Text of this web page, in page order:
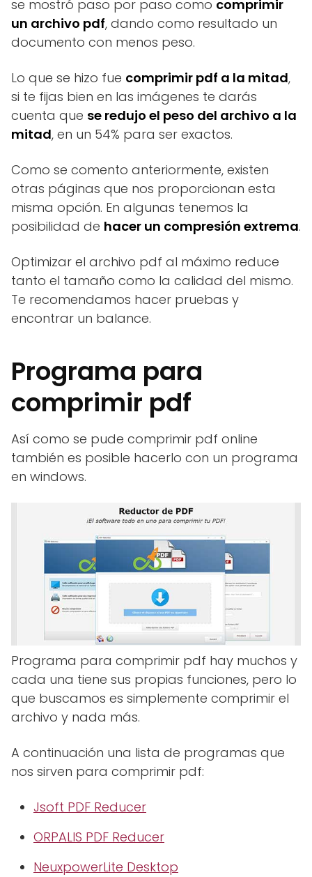
se mostró paso por paso como comprimir
un archivo pdf, dando como resultado un
documento con menos peso.
Lo que se hizo fue comprimir pdf a la mitad,
si te fijas bien en las imágenes te darás
cuenta que se redujo el peso del archivo a la
mitad, en un 54% para ser exactos.
Como se comento anteriormente, existen
otras páginas que nos proporcionan esta
misma opción. En algunas tenemos la
posibilidad de hacer un compresión extrema.
Optimizar el archivo pdf al máximo reduce
tanto el tamaño como la calidad del mismo.
Te recomendamos hacer pruebas y
encontrar un balance.
Programa para
comprimir pdf
Así como se pude comprimir pdf online
también es posible hacerlo con un programa
en windows.
Programa para comprimir pdf hay muchos y
cada una tiene sus propias funciones, pero lo
que buscamos es simplemente comprimir el
archivo y nada más.
A continuación una lista de programas que
nos sirven para comprimir pdf:
Jsoft PDF Reducer
ORPALIS PDF Reducer
NeuxpowerLite Desktop